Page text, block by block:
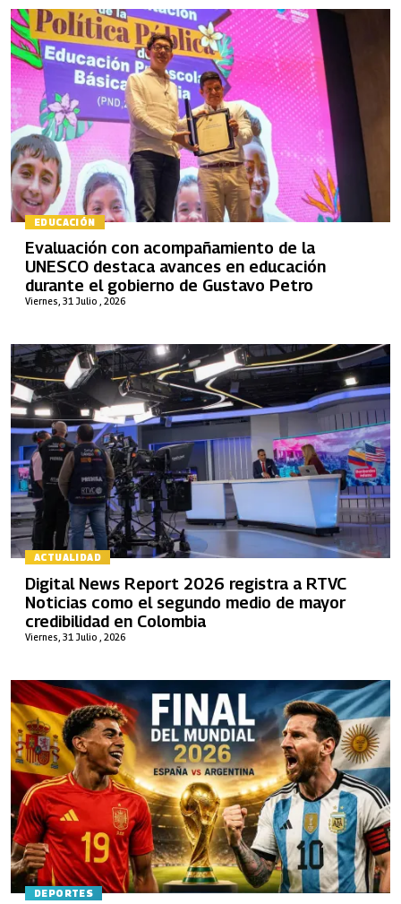
EDUCACIÓN
Viernes, 31 Julio , 2026
Evaluación con acompañamiento de la
UNESCO destaca avances en educación
durante el gobierno de Gustavo Petro
ACTUALIDAD
Viernes, 31 Julio , 2026
Digital News Report 2026 registra a RTVC
Noticias como el segundo medio de mayor
credibilidad en Colombia
DEPORTES